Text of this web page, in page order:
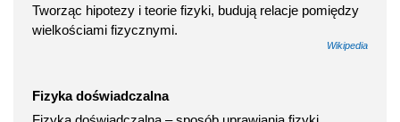
Tworząc hipotezy i teorie fizyki, budują relacje pomiędzy
wielkościami fizycznymi.
Wikipedia
Fizyka doświadczalna